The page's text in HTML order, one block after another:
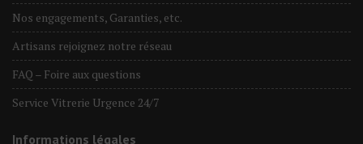
Nos engagements, Garanties, etc.
Artisans rejoignez notre réseau
FAQ – Foire aux questions
Service Vitrerie Urgence 24/7
Informations légales